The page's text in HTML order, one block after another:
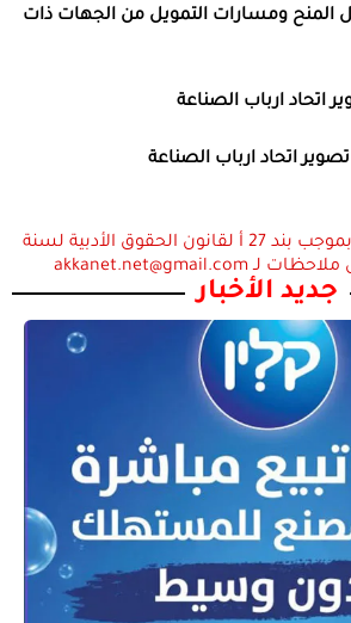
المنح ومسارات التمويل من الجهات ذات
اتحاد ارباب الصناعة
اتحاد ارباب الصناعة
استعمال المضامين بموجب بند 27 أ لقانون الحقوق الأدبية لسنة
جديد الأخبار